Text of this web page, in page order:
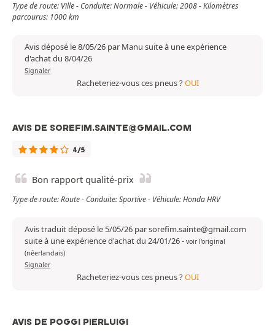
Type de route: Ville - Conduite: Normale - Véhicule: 2008 - Kilomètres
parcourus: 1000 km
Avis déposé le 8/05/26 par Manu suite à une expérience
d'achat du 8/04/26
Signaler
Racheteriez-vous ces pneus ?OUI
AVIS DE SOREFIM.SAINTE@GMAIL.COM
4/5
Bon rapport qualité-prix
Type de route: Route - Conduite: Sportive - Véhicule: Honda HRV
Avis traduit déposé le 5/05/26 par sorefim.sainte@gmail.com
suite à une expérience d'achat du 24/01/26- voir l'original
(néerlandais)
Signaler
Racheteriez-vous ces pneus ?OUI
AVIS DE POGGI PIERLUIGI